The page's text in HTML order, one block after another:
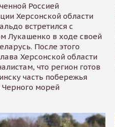
Россией
Херсонской области
встретился с
Лукашенко в ходе своей
После этого
Херсонской области
что регион готов
часть побережья
Черного морей